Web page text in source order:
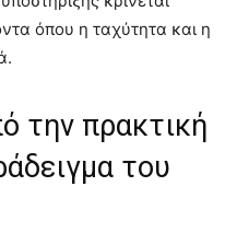
όπου η ταχύτητα και η
την πρακτική
του